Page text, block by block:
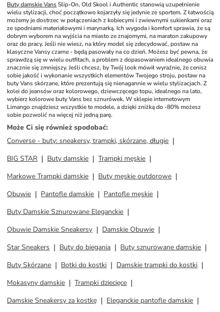
Buty damskie Vans Slip-On, Old Skool i Authentic stanowią uzupełnienie
wielu stylizacji, choć początkowo kojarzyły się jedynie ze sportem. Z łatwością
możemy je dostrzec w połączeniach z kobiecymi i zwiewnymi sukienkami oraz
ze spodniami materiałowymi i marynarką. Ich wygoda i komfort sprawia, że są
dobrym wyborem na wyjścia na miasto ze znajomymi, na maraton zakupowy
oraz do pracy. Jeśli nie wiesz, na który model się zdecydować, postaw na
klasyczne Vansy czarne - będą pasowały na co dzień. Możesz być pewna, że
sprawdzą się w wielu outfitach, a problem z dopasowaniem idealnego obuwia
znacznie się zmniejszy. Jeśli chcesz, by Twój look mówił wyraźnie, że cenisz
sobie jakość i wykonanie wszystkich elementów Twojego stroju, postaw na
buty Vans skórzane, które prezentują się nienagannie w wielu stylizacjach. Z
kolei do jeansów oraz kolorowego, dziewczęcego topu, idealnego na lato,
wybierz kolorowe buty Vans bez sznurówek. W sklepie internetowym
Limango znajdziesz wszystkie te modele, a dzięki zniżką do -80% możesz
sobie pozwolić na więcej niż jedną parę.
Może Ci się również spodobać:
Converse - buty: sneakersy, trampki, skórzane, długie
BIG STAR
Buty damskie
Trampki męskie
Markowe Trampki damskie
Buty męskie outdorowe
Obuwie
Pantofle damskie
Pantofle męskie
Buty Damskie Sznurowane Eleganckie
Obuwie Damskie Sneakersy
Damskie Obuwie
Star Sneakers
Buty do biegania
Buty sznurowane damskie
Buty Skórzane
Botki do kostki
Damskie trampki do kostki
Mokasyny damskie
Trampki dziecięce
Damskie Sneakersy za kostkę
Eleganckie pantofle damskie